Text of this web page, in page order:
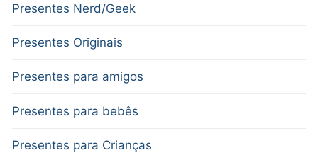
Presentes Nerd/Geek
Presentes Originais
Presentes para amigos
Presentes para bebês
Presentes para Crianças